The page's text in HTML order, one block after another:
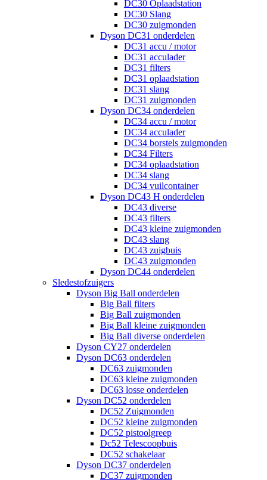
DC30 Oplaadstation
DC30 Slang
DC30 zuigmonden
Dyson DC31 onderdelen
DC31 accu / motor
DC31 acculader
DC31 filters
DC31 oplaadstation
DC31 slang
DC31 zuigmonden
Dyson DC34 onderdelen
DC34 accu / motor
DC34 acculader
DC34 borstels zuigmonden
DC34 Filters
DC34 oplaadstation
DC34 slang
DC34 vuilcontainer
Dyson DC43 H onderdelen
DC43 diverse
DC43 filters
DC43 kleine zuigmonden
DC43 slang
DC43 zuigbuis
DC43 zuigmonden
Dyson DC44 onderdelen
Sledestofzuigers
Dyson Big Ball onderdelen
Big Ball filters
Big Ball zuigmonden
Big Ball kleine zuigmonden
Big Ball diverse onderdelen
Dyson CY27 onderdelen
Dyson DC63 onderdelen
DC63 zuigmonden
DC63 kleine zuigmonden
DC63 losse onderdelen
Dyson DC52 onderdelen
DC52 Zuigmonden
DC52 kleine zuigmonden
DC52 pistoolgreep
Dc52 Telescoopbuis
DC52 schakelaar
Dyson DC37 onderdelen
DC37 zuigmonden